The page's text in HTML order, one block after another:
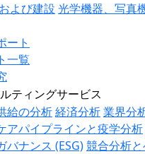
よび建設 光学機器、写真
ート
一覧
ティングサービス
給の分析経済分析業界分
アパイプラインと疫学分析
バナンス (ESG)競合分析